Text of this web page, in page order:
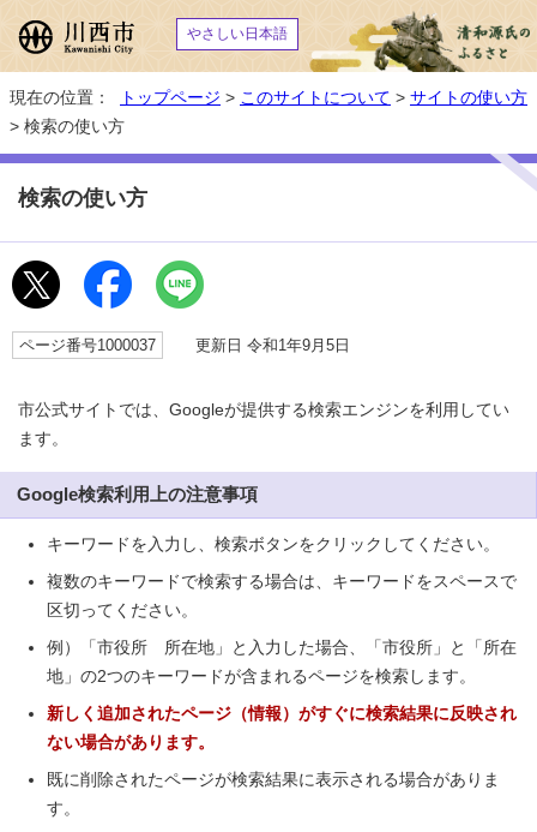
やさしい日本語
現在の位置： トップページ > このサイトについて > サイトの使い方
> 検索の使い方
検索の使い方
ページ番号1000037 更新日 令和1年9月5日
市公式サイトでは、Googleが提供する検索エンジンを利用してい
ます。
Google検索利用上の注意事項
キーワードを入力し、検索ボタンをクリックしてください。
複数のキーワードで検索する場合は、キーワードをスペースで
区切ってください。
例）「市役所 所在地」と入力した場合、「市役所」と「所在
地」の2つのキーワードが含まれるページを検索します。
新しく追加されたページ（情報）がすぐに検索結果に反映され
ない場合があります。
既に削除されたページが検索結果に表示される場合がありま
す。